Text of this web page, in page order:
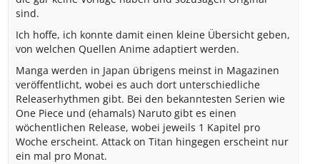
sind.
Ich hoffe, ich konnte damit einen kleine Übersicht geben,
von welchen Quellen Anime adaptiert werden.
Manga werden in Japan übrigens meinst in Magazinen
veröffentlicht, wobei es auch dort unterschiedliche
Releaserhythmen gibt. Bei den bekanntesten Serien wie
One Piece und (ehamals) Naruto gibt es einen
wöchentlichen Release, wobei jeweils 1 Kapitel pro
Woche erscheint. Attack on Titan hingegen erscheint nur
ein mal pro Monat.